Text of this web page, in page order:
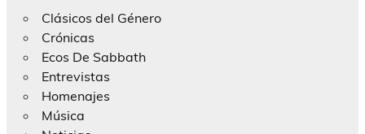
Clásicos del Género
Crónicas
Ecos De Sabbath
Entrevistas
Homenajes
Música